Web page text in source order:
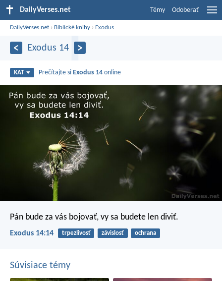
DailyVerses.net Témy Odoberať
DailyVerses.net › Biblické knihy › Exodus
Exodus 14
KAT Prečítajte si Exodus 14 online
Pán bude za vás bojovať, vy sa budete len diviť.
Exodus 14:14 trpezlivosť závislosť ochrana
Súvisiace témy